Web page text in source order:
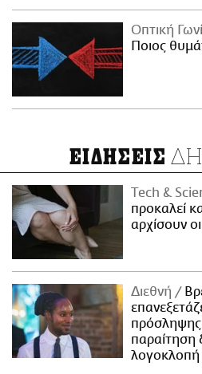
Οπτική
Ποιος
ΕΙΔΗΣΕΙΣ
Τech &
προκαλεί
αρχίσουν
Διεθνή
παραίτηση
λογοκλοπή